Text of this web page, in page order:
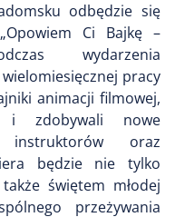
odbędzie się
Ci Bajkę –
wydarzenia
pracy
animacji filmowej,
i zdobywali nowe
oraz
będzie nie tylko
świętem młodej
przeżywania